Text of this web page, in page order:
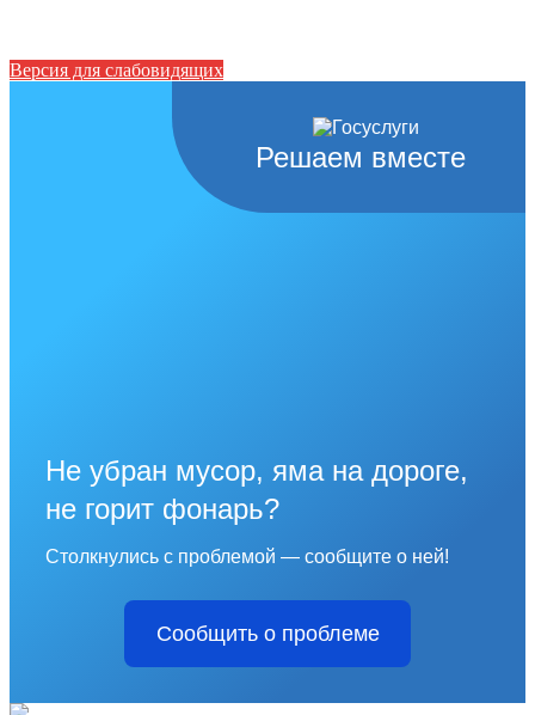
Версия для слабовидящих
Решаем вместе
Не убран мусор, яма на дороге,
не горит фонарь?
Столкнулись с проблемой — сообщите о ней!
Сообщить о проблеме